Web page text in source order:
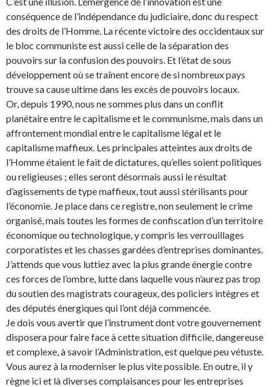
conséquence de l’indépendance du judiciaire, donc du respect
des droits de l’Homme. La récente victoire des occidentaux sur
le bloc communiste est aussi celle de la séparation des
pouvoirs sur la confusion des pouvoirs. Et l’état de sous
développement où se traînent encore de si nombreux pays
trouve sa cause ultime dans les excès de pouvoirs locaux.
Or, depuis 1990, nous ne sommes plus dans un conflit
planétaire entre le capitalisme et le communisme, mais dans un
affrontement mondial entre le capitalisme légal et le
capitalisme maffieux. Les principales atteintes aux droits de
l’Homme étaient le fait de dictatures, qu’elles soient politiques
ou religieuses ; elles seront désormais aussi le résultat
d’agissements de type maffieux, tout aussi stérilisants pour
l’économie. Je place dans ce registre, non seulement le crime
organisé, mais toutes les formes de confiscation d’un territoire
économique ou technologique, y compris les verrouillages
corporatistes et les chasses gardées d’entreprises dominantes.
J’attends que vous luttiez avec la plus grande énergie contre
ces forces de l’ombre, lutte dans laquelle vous n’aurez pas trop
du soutien des magistrats courageux, des policiers intègres et
des députés énergiques qui l’ont déjà commencée.
Je dois vous avertir que l’instrument dont votre gouvernement
disposera pour faire face à cette situation difficile, dangereuse
et complexe, à savoir l’Administration, est quelque peu vétuste.
Vous aurez à la moderniser le plus vite possible. En outre, il y
règne ici et là diverses complaisances pour les entreprises